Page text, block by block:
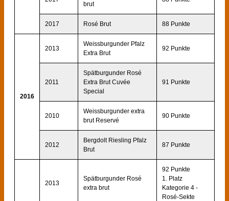
brut
2017 Rosé Brut 88 Punkte
2016
2013
Weissburgunder Pfalz
Extra Brut
92 Punkte
2011
Spätburgunder Rosé
Extra Brut Cuvée
Special
91 Punkte
2010
Weissburgunder extra
brut Reservé
90 Punkte
2012
Bergdolt Riesling Pfalz
Brut
87 Punkte
2013
Spätburgunder Rosé
extra brut
92 Punkte
1. Platz
Kategorie 4 -
Rosé-Sekte